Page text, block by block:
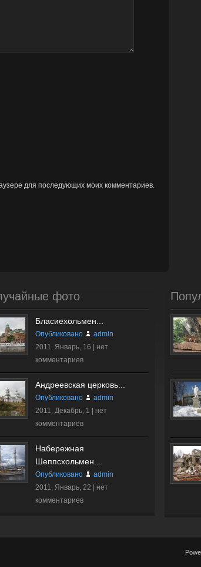
для последующих моих комментариев.
фото
Бласиехольмен...
Опубликовано
admin
2011, Январь, 16 | нет
комментариев
Андреевская церковь...
Опубликовано
admin
2011, Декабрь, 1 | нет
комментариев
Набережная
Шеппсхольмен...
Опубликовано
admin
2011, Январь, 22 | нет
комментариев